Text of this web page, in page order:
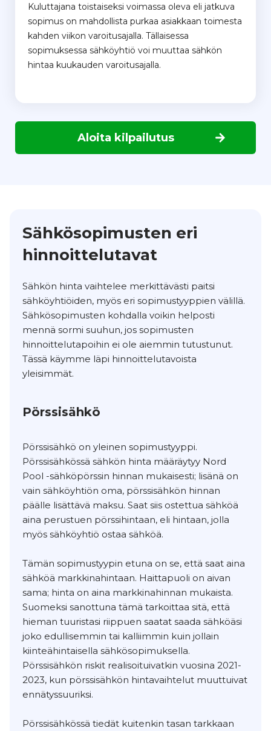
Kuluttajana toistaiseksi voimassa oleva eli jatkuva
sopimus on mahdollista purkaa asiakkaan toimesta
kahden viikon varoitusajalla. Tällaisessa
sopimuksessa sähköyhtiö voi muuttaa sähkön
hintaa kuukauden varoitusajalla.
Aloita kilpailutus
Sähkösopimusten eri
hinnoittelutavat
Sähkön hinta vaihtelee merkittävästi paitsi
sähköyhtiöiden, myös eri sopimustyyppien välillä.
Sähkösopimusten kohdalla voikin helposti
mennä sormi suuhun, jos sopimusten
hinnoittelutapoihin ei ole aiemmin tutustunut.
Tässä käymme läpi hinnoittelutavoista
yleisimmät.
Pörssisähkö
Pörssisähkö on yleinen sopimustyyppi.
Pörssisähkössä sähkön hinta määräytyy Nord
Pool -sähköpörssin hinnan mukaisesti; lisänä on
vain sähköyhtiön oma, pörssisähkön hinnan
päälle lisättävä maksu. Saat siis ostettua sähköä
aina perustuen pörssihintaan, eli hintaan, jolla
myös sähköyhtiö ostaa sähköä.
Tämän sopimustyypin etuna on se, että saat aina
sähköä markkinahintaan. Haittapuoli on aivan
sama; hinta on aina markkinahinnan mukaista.
Suomeksi sanottuna tämä tarkoittaa sitä, että
hieman tuuristasi riippuen saatat saada sähköäsi
joko edullisemmin tai kalliimmin kuin jollain
kiinteähintaisella sähkösopimuksella.
Pörssisähkön riskit realisoituivatkin vuosina 2021-
2023, kun pörssisähkön hintavaihtelut muuttuivat
ennätyssuuriksi.
Pörssisähkössä tiedät kuitenkin tasan tarkkaan